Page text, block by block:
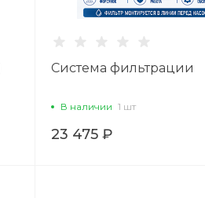
Система фильтрации
В наличии 1 шт
23 475 ₽